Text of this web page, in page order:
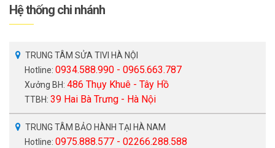
Hệ thống chi nhánh
TRUNG TÂM SỬA TIVI HÀ NỘI
Hotline: 0934.588.990 - 0965.663.787
Xưởng BH: 486 Thụy Khuê - Tây Hồ
TTBH: 39 Hai Bà Trưng - Hà Nội
TRUNG TÂM BẢO HÀNH TẠI HÀ NAM
Hotline: 0975.888.577 - 02266.288.588